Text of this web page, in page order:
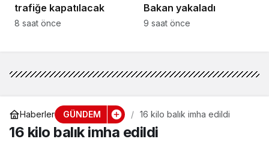
trafiğe kapatılacak
8 saat önce
Bakan yakaladı
9 saat önce
Haberler GÜNDEM 16 kilo balık imha edildi
16 kilo balık imha edildi